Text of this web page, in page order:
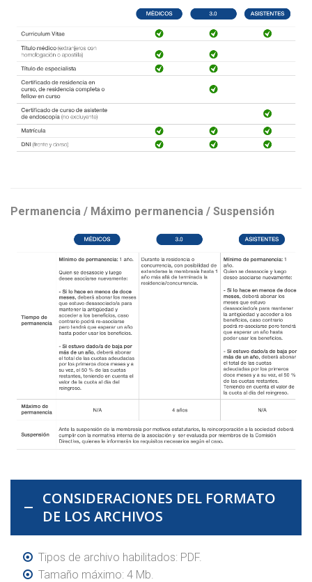
Permanencia / Máximo permanencia / Suspensión
CONSIDERACIONES DEL FORMATO
DE LOS ARCHIVOS
Tipos de archivo habilitados: PDF.
Tamaño máximo: 4 Mb.